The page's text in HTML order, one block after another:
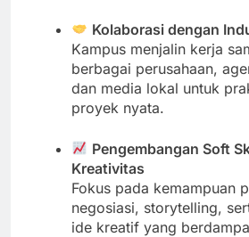
Kolaborasi dengan
Kampus menjalin kerja
berbagai perusahaan,
dan media lokal untuk
proyek nyata.
Pengembangan Soft
Kreativitas
Fokus pada kemampuan
negosiasi, storytelling,
ide kreatif yang